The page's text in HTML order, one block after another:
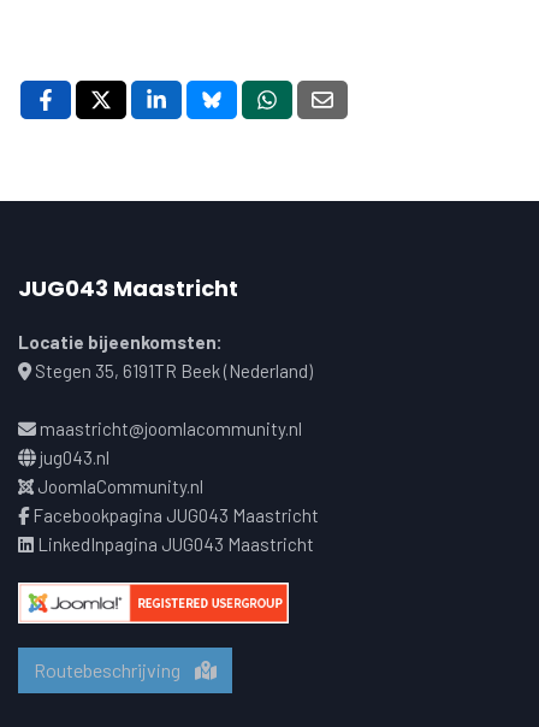
JUG043 Maastricht
Locatie bijeenkomsten:
Stegen 35, 6191TR Beek (Nederland)
maastricht@joomlacommunity.nl
jug043.nl
JoomlaCommunity.nl
Facebookpagina JUG043 Maastricht
LinkedInpagina JUG043 Maastricht
Routebeschrijving